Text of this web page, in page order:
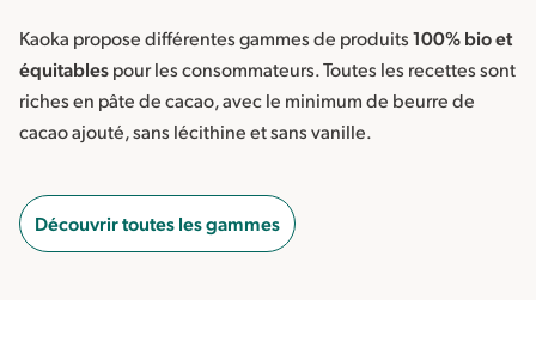
Kaoka propose différentes gammes de produits100% bio et
équitablespour les consommateurs. Toutes les recettes sont
riches en pâte de cacao, avec le minimum de beurre de
cacao ajouté, sans lécithine et sans vanille.
Découvrir toutes les gammes